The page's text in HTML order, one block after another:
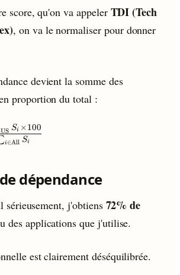
score, qu'on va appeler TDI (Tech
, on va le normaliser pour donner
devient la somme des
proportion du total :
i∈All Si
US Si ×100
dépendance
sérieusement, j'obtiens 72% de
des applications que j'utilise.
est clairement déséquilibrée.